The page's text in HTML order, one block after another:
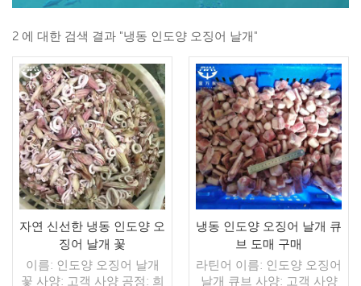
2 에 대한 검색 결과 "냉동 인도양 오징어 날개"
자연 신선한 냉동 인도양 오
징어 날개 꽃
이름: 인도양 오징어 날개
꽃 사양: 고객 사양 공정: 희
냉동 인도양 오징어 날개 큐
브 도매 구매
라틴어 이름: 인도양 오징어
날개 큐브 사양: 고객 사양